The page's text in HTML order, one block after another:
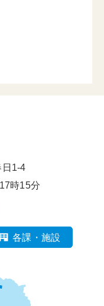
日1-4
時15分
各課・施設